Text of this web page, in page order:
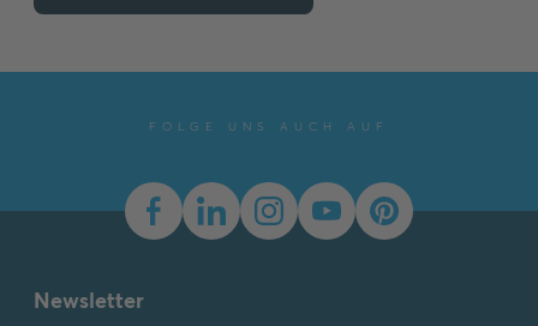
FOLGE UNS AUCH AUF
Newsletter